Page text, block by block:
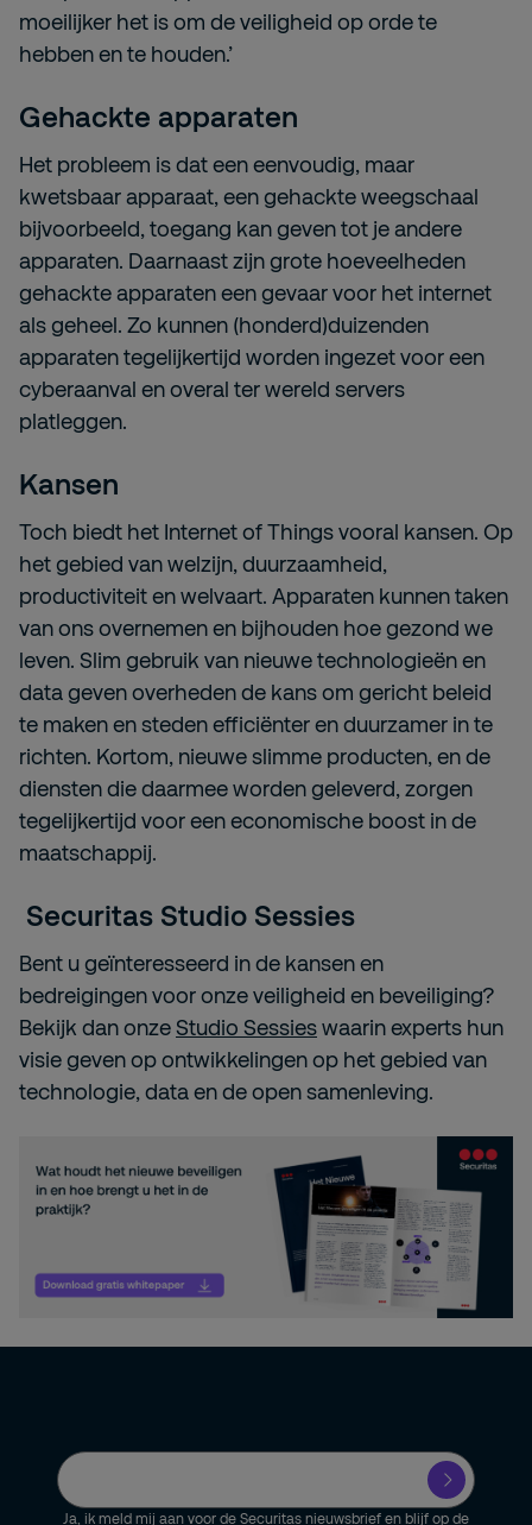
moeilijker het is om de veiligheid op orde te
hebben en te houden.’
Gehackte apparaten
Het probleem is dat een eenvoudig, maar
kwetsbaar apparaat, een gehackte weegschaal
bijvoorbeeld, toegang kan geven tot je andere
apparaten. Daarnaast zijn grote hoeveelheden
gehackte apparaten een gevaar voor het internet
als geheel. Zo kunnen (honderd)duizenden
apparaten tegelijkertijd worden ingezet voor een
cyberaanval en overal ter wereld servers
platleggen.
Kansen
Toch biedt het Internet of Things vooral kansen. Op
het gebied van welzijn, duurzaamheid,
productiviteit en welvaart. Apparaten kunnen taken
van ons overnemen en bijhouden hoe gezond we
leven. Slim gebruik van nieuwe technologieën en
data geven overheden de kans om gericht beleid
te maken en steden efficiënter en duurzamer in te
richten. Kortom, nieuwe slimme producten, en de
diensten die daarmee worden geleverd, zorgen
tegelijkertijd voor een economische boost in de
maatschappij.
Securitas Studio Sessies
Bent u geïnteresseerd in de kansen en
bedreigingen voor onze veiligheid en beveiliging?
Bekijk dan onzeStudio Sessieswaarin experts hun
visie geven op ontwikkelingen op het gebied van
technologie, data en de open samenleving.
Ja, ik meld mij aan voor de Securitas nieuwsbrief en blijf op de